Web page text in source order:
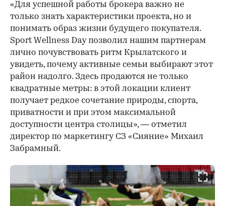
«Для успешной работы брокера важно не
только знать характеристики проекта, но и
понимать образ жизни будущего покупателя.
Sport Wellness Day позволил нашим партнерам
лично почувствовать ритм Крылатского и
увидеть, почему активные семьи выбирают этот
район надолго. Здесь продаются не только
квадратные метры: в этой локации клиент
получает редкое сочетание природы, спорта,
приватности и при этом максимальной
доступности центра столицы», — отметил
директор по маркетингу СЗ «Сияние» Михаил
Забрамный.